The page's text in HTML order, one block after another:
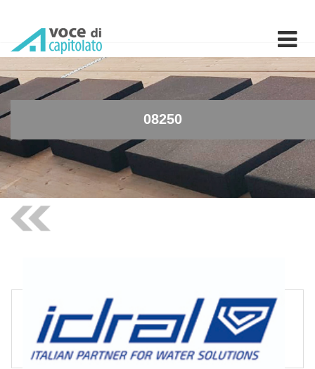
08250